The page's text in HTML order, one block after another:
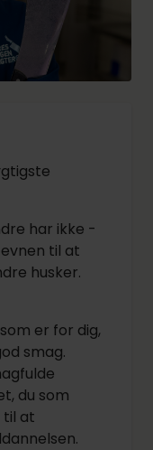
har ikke -
til at
husker.
er for dig,
smag.
du som
at